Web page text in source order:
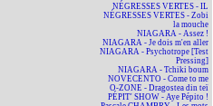
NÉGRESSES VERTES - IL
NÉGRESSES VERTES - Zobi
la mouche
NIAGARA - Assez !
NIAGARA - Je dois m'en aller
NIAGARA - Psychotrope [Test
Pressing]
NIAGARA - Tchiki boum
NOVECENTO - Come to me
O-ZONE - Dragostea din teï
PÉPIT' SHOW - Aye Pépito !